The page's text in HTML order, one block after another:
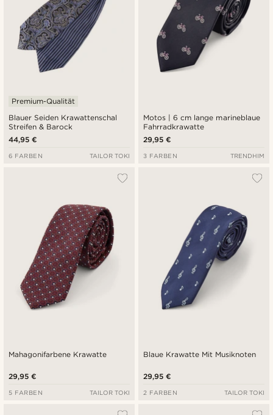
Blauer Seiden Krawattenschal
Streifen & Barock
Premium-Qualität
44,95 €
6 FARBEN TAILOR TOKI
Motos | 6 cm lange marineblaue
Fahrradkrawatte
29,95 €
3 FARBEN TRENDHIM
Mahagonifarbene Krawatte
29,95 €
5 FARBEN TAILOR TOKI
Blaue Krawatte Mit Musiknoten
29,95 €
2 FARBEN TAILOR TOKI